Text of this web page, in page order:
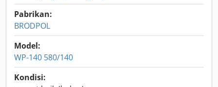
Pabrikan:
BRODPOL
Model:
WP-140 580/140
Kondisi: